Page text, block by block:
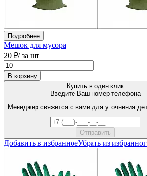
Подробнее
Мешок для мусора
20 ₽/ за шт
В корзину
Купить в один клик
Введите Ваш номер телефона
Менеджер свяжется с вами для уточнения
Добавить в избранноеУбрать из